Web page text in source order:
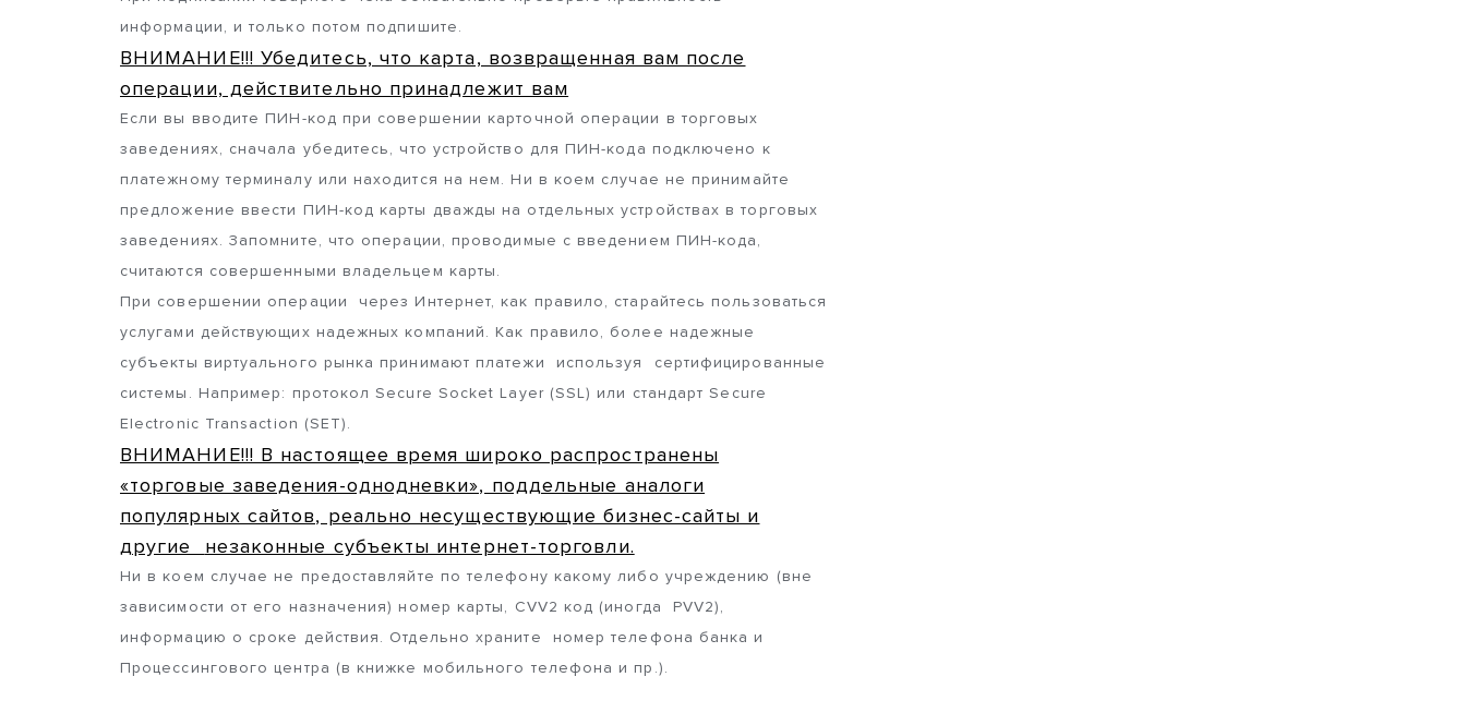
информации, и только потом подпишите.
ВНИМАНИЕ!!! Убедитесь, что карта, возвращенная вам после
операции, действительно принадлежит вам
Если вы вводите ПИН-код при совершении карточной операции в торговых
заведениях, сначала убедитесь, что устройство для ПИН-кода подключено к
платежному терминалу или находится на нем. Ни в коем случае не принимайте
предложение ввести ПИН-код карты дважды на отдельных устройствах в торговых
заведениях. Запомните, что операции, проводимые с введением ПИН-кода,
считаются совершенными владельцем карты.
При совершении операции через Интернет, как правило, старайтесь пользоваться
услугами действующих надежных компаний. Как правило, более надежные
субъекты виртуального рынка принимают платежи используя сертифицированные
системы. Например: протокол Secure Socket Layer (SSL) или стандарт Secure
Electronic Transaction (SET).
ВНИМАНИЕ!!! В настоящее время широко распространены
«торговые заведения-однодневки», поддельные аналоги
популярных сайтов, реально несуществующие бизнес-сайты и
другие незаконные субъекты интернет-торговли.
Ни в коем случае не предоставляйте по телефону какому либо учреждению (вне
зависимости от его назначения) номер карты, CVV2 код (иногда PVV2),
информацию о сроке действия. Отдельно храните номер телефона банка и
Процессингового центра (в книжке мобильного телефона и пр.).